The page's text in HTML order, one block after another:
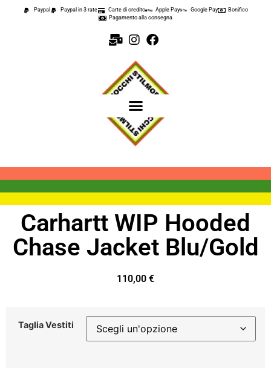
Paypal Paypal in 3 rate Carte di credito Apple Pay Google Pay
Bonifico
Pagamento alla consegna
Carhartt WIP Hooded
Chase Jacket Blu/Gold
110,00 €
Taglia Vestiti